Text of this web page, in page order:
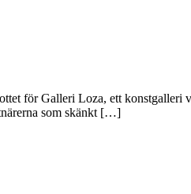
för Galleri Loza, ett
som skänkt […]